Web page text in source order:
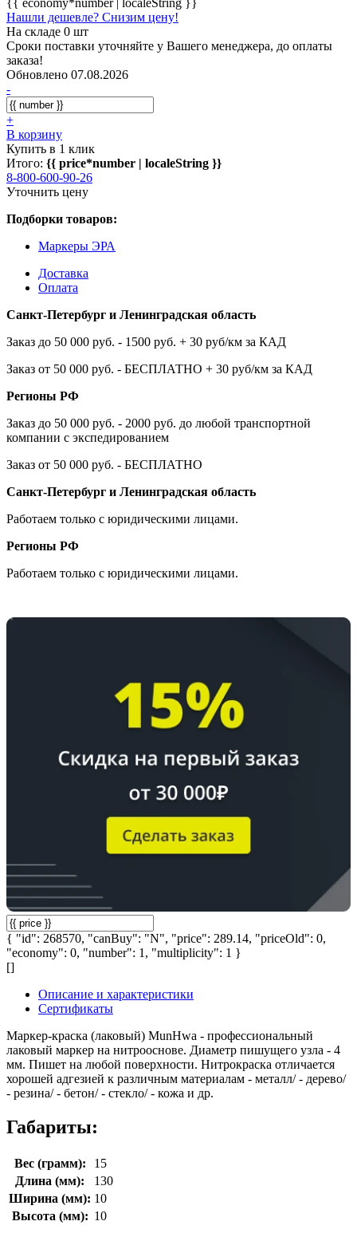
Нашли дешевле? Снизим цену!
На складе 0 шт
Сроки поставки уточняйте у Вашего менеджера, до оплаты
заказа!
Обновлено 07.08.2026
-
+
В корзину
Купить в 1 клик
Итого: {{ price*number | localeString }}
8-800-600-90-26
Уточнить цену
Подборки товаров:
Маркеры ЭРА
Доставка
Оплата
Санкт-Петербург и Ленинградская область
Заказ до 50 000 руб. - 1500 руб. + 30 руб/км за КАД
Заказ от 50 000 руб. - БЕСПЛАТНО + 30 руб/км за КАД
Регионы РФ
Заказ до 50 000 руб. - 2000 руб. до любой транспортной
компании с экспедированием
Заказ от 50 000 руб. - БЕСПЛАТНО
Санкт-Петербург и Ленинградская область
Работаем только с юридическими лицами.
Регионы РФ
Работаем только с юридическими лицами.
{ "id": 268570, "canBuy": "N", "price": 289.14, "priceOld": 0,
"economy": 0, "number": 1, "multiplicity": 1 }
[]
Описание и характеристики
Сертификаты
Маркер-краска (лаковый) MunHwa - профессиональный
лаковый маркер на нитрооснове. Диаметр пишущего узла - 4
мм. Пишет на любой поверхности. Нитрокраска отличается
хорошей адгезией к различным материалам - металл/ - дерево/
- резина/ - бетон/ - стекло/ - кожа и др.
Габариты:
Вес (грамм):
15
Длина (мм):
130
Ширина (мм): 10
Высота (мм): 10